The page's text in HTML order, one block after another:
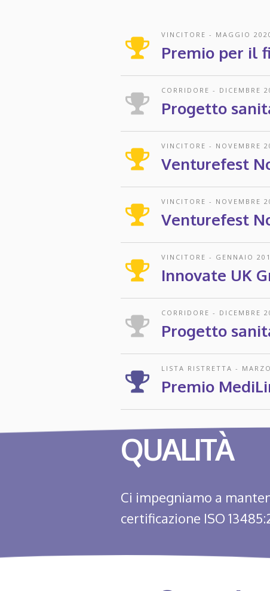
VINCITORE - MAGGIO
Premio per il
CORRIDORE - DICEMBRE
Progetto
VINCITORE - NOVEMBRE
Venturefest
VINCITORE - NOVEMBRE
Venturefest
VINCITORE - GENNAIO
Innovate UK
CORRIDORE - DICEMBRE
Progetto
LISTA RISTRETTA -
Premio
QUALITÀ
Ci impegniamo a
certificazione ISO